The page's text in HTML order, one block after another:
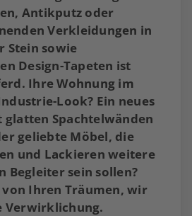
Antikputz oder
Verkleidungen in
Stein sowie
Design-Tapeten ist
Ihre Wohnung im
Look? Ein neues
glatten Spachtelwänden
geliebte Möbel, die
und Lackieren weitere
Begleiter sein sollen?
von Ihren Träumen, wir
Verwirklichung.